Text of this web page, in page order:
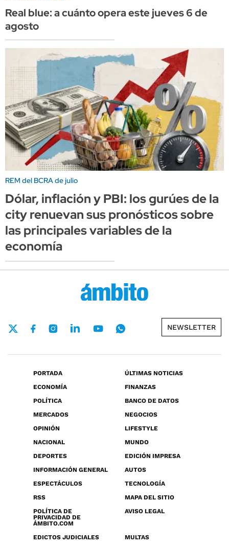
Real blue: a cuánto opera este jueves 6 de
agosto
REM del BCRA de julio
Dólar, inflación y PBI: los gurúes de la
city renuevan sus pronósticos sobre
las principales variables de la
economía
NEWSLETTER
PORTADA
ÚLTIMAS NOTICIAS
ECONOMÍA
FINANZAS
POLÍTICA
BANCO DE DATOS
MERCADOS
NEGOCIOS
OPINIÓN
LIFESTYLE
NACIONAL
MUNDO
DEPORTES
EDICIÓN IMPRESA
INFORMACIÓN GENERAL
AUTOS
ESPECTÁCULOS
TECNOLOGÍA
RSS
MAPA DEL SITIO
POLÍTICA DE
PRIVACIDAD DE
ÁMBITO.COM
AVISO LEGAL
EDICTOS JUDICIALES
MULTAS